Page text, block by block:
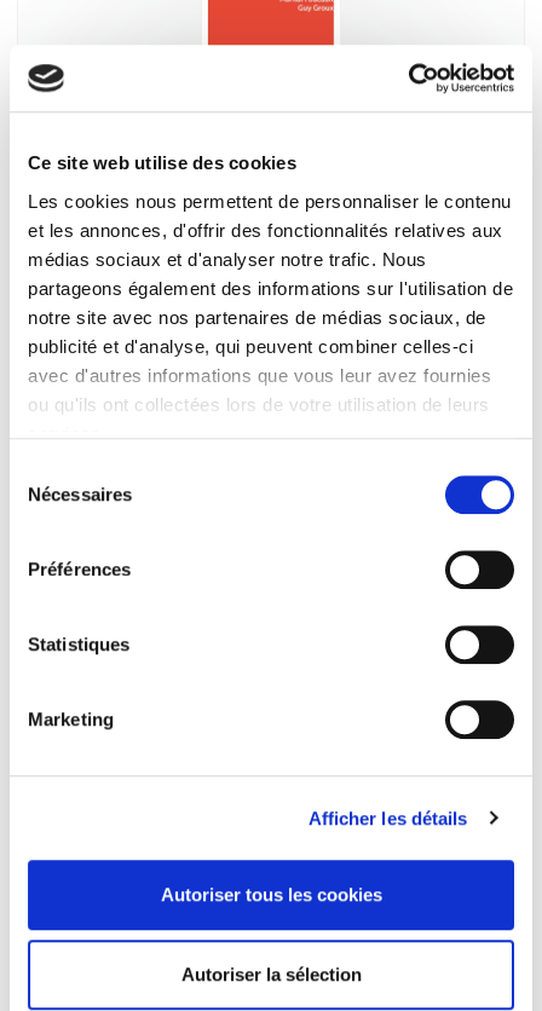
Ce site web utilise des cookies
Les cookies nous permettent de personnaliser le contenu
et les annonces, d'offrir des fonctionnalités relatives aux
médias sociaux et d'analyser notre trafic. Nous
partageons également des informations sur l'utilisation de
notre site avec nos partenaires de médias sociaux, de
publicité et d'analyse, qui peuvent combiner celles-ci
avec d'autres informations que vous leur avez fournies
ou qu'ils ont collectées lors de votre utilisation de leurs
Nécessaires
Préférences
Statistiques
Marketing
Afficher les détails
Autoriser tous les cookies
Autoriser la sélection
Martial Foucault, Guy Groux
Economie du savoir-être
Les seniors et l'emploi